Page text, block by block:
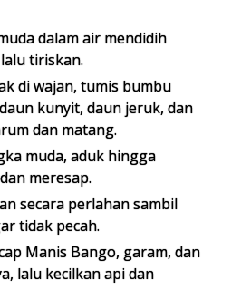
dalam air mendidih
tiriskan.
di wajan, tumis bumbu
kunyit, daun jeruk, dan
dan matang.
muda, aduk hingga
meresap.
secara perlahan sambil
tidak pecah.
Manis Bango, garam, dan
lalu kecilkan api dan